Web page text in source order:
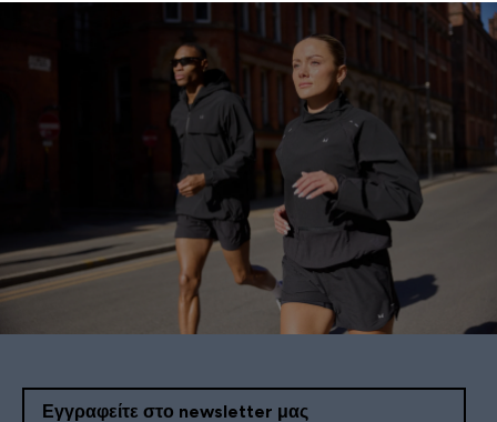
Εγγραφείτε στο newsletter μας